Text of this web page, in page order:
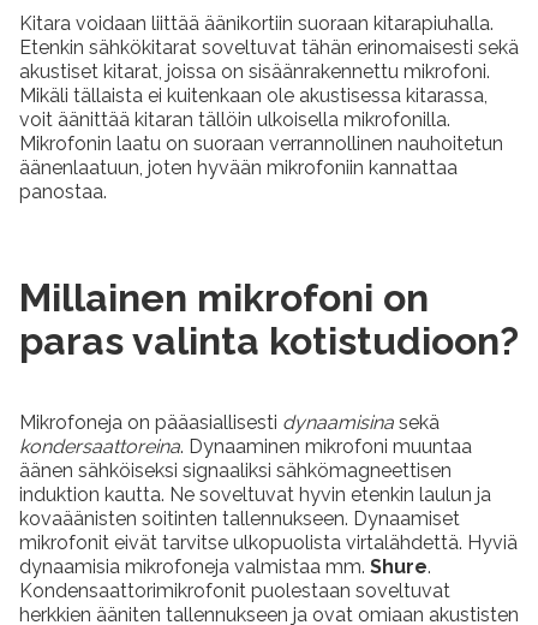
Kitara voidaan liittää äänikortiin suoraan kitarapiuhalla.
Etenkin sähkökitarat soveltuvat tähän erinomaisesti sekä
akustiset kitarat, joissa on sisäänrakennettu mikrofoni.
Mikäli tällaista ei kuitenkaan ole akustisessa kitarassa,
voit äänittää kitaran tällöin ulkoisella mikrofonilla.
Mikrofonin laatu on suoraan verrannollinen nauhoitetun
äänenlaatuun, joten hyvään mikrofoniin kannattaa
panostaa.
Millainen mikrofoni on
paras valinta kotistudioon?
Mikrofoneja on pääasiallisesti dynaamisina sekä
kondersaattoreina. Dynaaminen mikrofoni muuntaa
äänen sähköiseksi signaaliksi sähkömagneettisen
induktion kautta. Ne soveltuvat hyvin etenkin laulun ja
kovaäänisten soitinten tallennukseen. Dynaamiset
mikrofonit eivät tarvitse ulkopuolista virtalähdettä. Hyviä
dynaamisia mikrofoneja valmistaa mm. Shure.
Kondensaattorimikrofonit puolestaan soveltuvat
herkkien ääniten tallennukseen ja ovat omiaan akustisten